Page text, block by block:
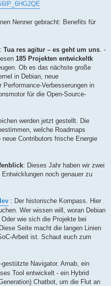
Nenner gebracht: Benefits für
Tua res agitur – es geht um uns . -
185 Projekten entwickeltk
Ob es das nächste große
in Debian, neue
Performance-Verbesserungen in
für die Open-Source-
werden jetzt gestellt. Die
welche Roadmaps
Contributors frische Energie
: Dieses Jahr haben wir zwei
noch genauer zu
: Der historische Kompass. Hier
Wer wissen will, woran Debian
wie sich die Projekte bei
Seite macht die langen Linien
Arbeit ist. Schaut euch zum
gestützte Navigator. Arnab, ein
Tool entwickelt - ein Hybrid
Chatbot, um die Flut an